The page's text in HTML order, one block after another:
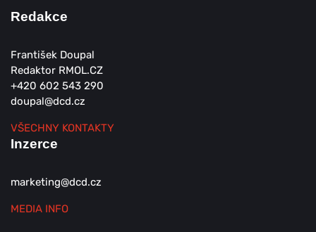
Redakce
František Doupal
Redaktor RMOL.CZ
+420 602 543 290
doupal@dcd.cz
VŠECHNY KONTAKTY
Inzerce
marketing@dcd.cz
MEDIA INFO